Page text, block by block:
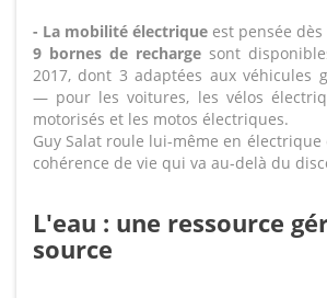
- La mobilité électrique est pensée
9 bornes de recharge sont
2017, dont 3 adaptées aux véhicules
— pour les voitures, les vélos
motorisés et les motos électriques.
Guy Salat roule lui-même en électrique
cohérence de vie qui va au-delà du
L'eau : une ressource
source